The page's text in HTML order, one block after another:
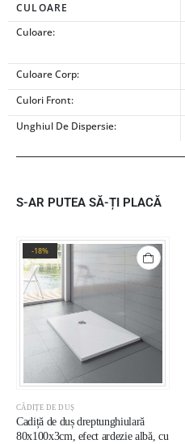
CULOARE
Culoare:
Culoare Corp:
Culori Front:
Unghiul De Dispersie:
S-AR PUTEA SĂ-ȚI PLACĂ
-18%
CĂDIȚE DE DUȘ
Cadiță de duș dreptunghiulară
80x100x3cm, efect ardezie albă, cu